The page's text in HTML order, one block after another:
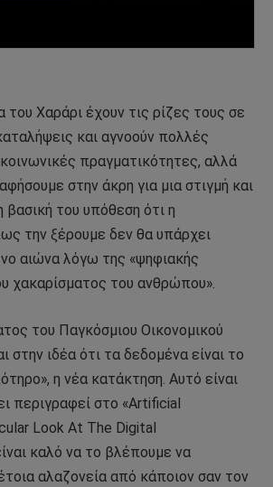
Χαράρι έχουν τις ρίζες τους σε
και αγνοούν πολλές
πραγματικότητες, αλλά
στην άκρη για μια στιγμή και
του υπόθεση ότι η
την ξέρουμε δεν θα υπάρχει
αιώνα λόγω της «ψηφιακής
χακαρίσματος του ανθρώπου».
του Παγκόσμιου Οικονομικού
στην ιδέα ότι τα δεδομένα είναι το
η νέα κατάκτηση. Αυτό είναι
περιγραφεί στο «Artificial
Look At The Digital
καλό να το βλέπουμε να
αλαζονεία από κάποιον σαν τον